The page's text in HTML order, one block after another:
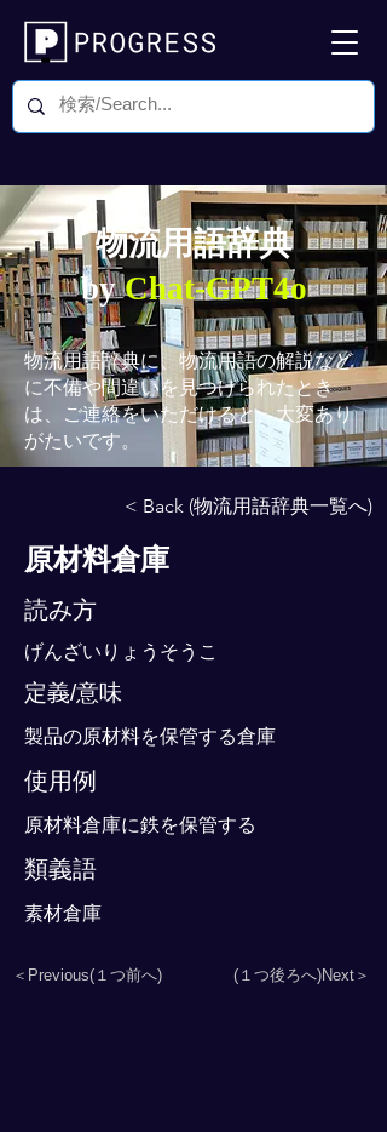
物流用語辞典
byChat-GPT4o
物流用語辞典に、物流用語の解説など
に不備や間違いを見つけられたとき
は、ご連絡をいただけると、大変あり
がたいです。
< Back (物流用語辞典一覧へ)
原材料倉庫
読み方
げんざいりょうそうこ
定義/意味
製品の原材料を保管する倉庫
使用例
原材料倉庫に鉄を保管する
類義語
素材倉庫
＜Previous(１つ前へ) (１つ後ろへ)Next＞